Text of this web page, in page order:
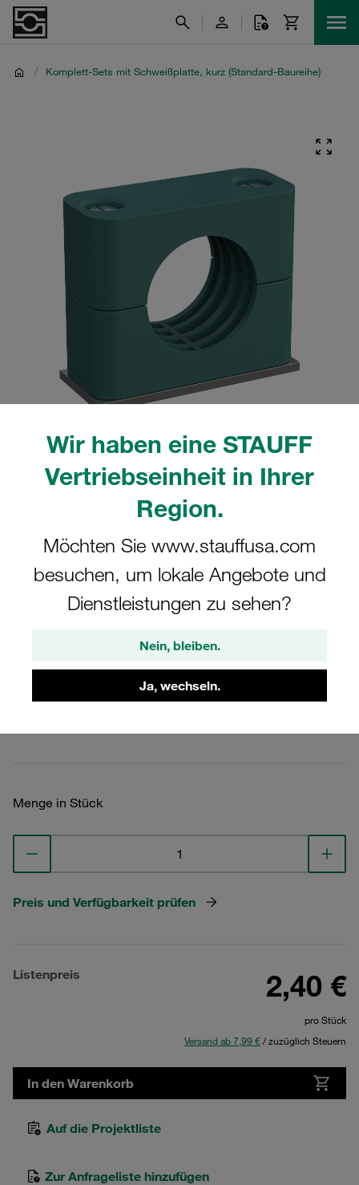
Wir haben eine STAUFF
Vertriebseinheit in Ihrer
Region.
Möchten Sie www.stauffusa.com
besuchen, um lokale Angebote und
Dienstleistungen zu sehen?
Nein, bleiben.
Ja, wechseln.
/ Komplett-Sets mit Schweißplatte, kurz (Standard-Baureihe)
tatsächlichen Produkt abweichen.
Komplettschelle Standard-Baureihe Gr.
2 Ø13,5mm Polypropylen W10 gerippt,
mit Vorspannung Anschweißpl., kurz
Schlitzschraube
SP-213.5-PP-LI-M-W10
STAUFF Materialnr. 1110000465
Menge in Stück
Preis und Verfügbarkeit prüfen
Listenpreis 2,40 €
pro Stück
Versand ab 7,99 €/ zuzüglich Steuern
In den Warenkorb
Auf die Projektliste
Zur Anfrageliste hinzufügen